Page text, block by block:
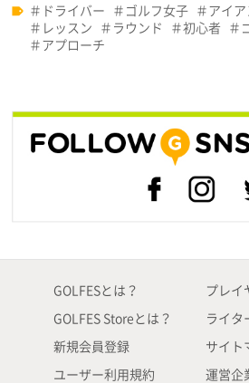
ドライバー ゴルフ女子 アイア
レッスン
ラウンド 初心者
アプローチ
GOLFESとは？
GOLFES Storeとは？
新規会員登録
ユーザー利用規約
プレイ
ライタ
サイト
運営企